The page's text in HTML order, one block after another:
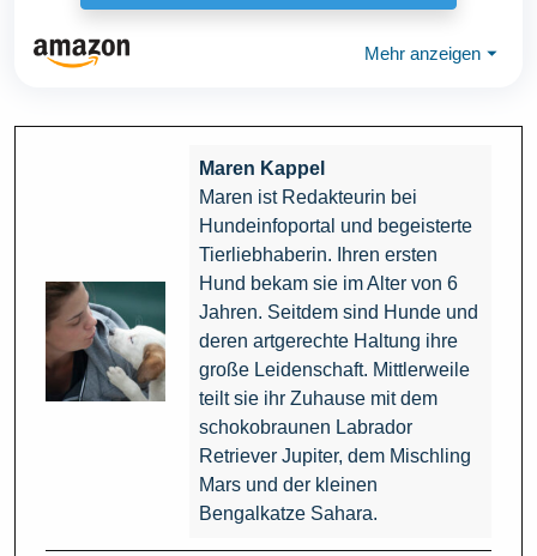
Mehr anzeigen ⏷
Maren Kappel
Maren ist Redakteurin bei
Hundeinfoportal und begeisterte
Tierliebhaberin. Ihren ersten
Hund bekam sie im Alter von 6
Jahren. Seitdem sind Hunde und
deren artgerechte Haltung ihre
große Leidenschaft. Mittlerweile
teilt sie ihr Zuhause mit dem
schokobraunen Labrador
Retriever Jupiter, dem Mischling
Mars und der kleinen
Bengalkatze Sahara.